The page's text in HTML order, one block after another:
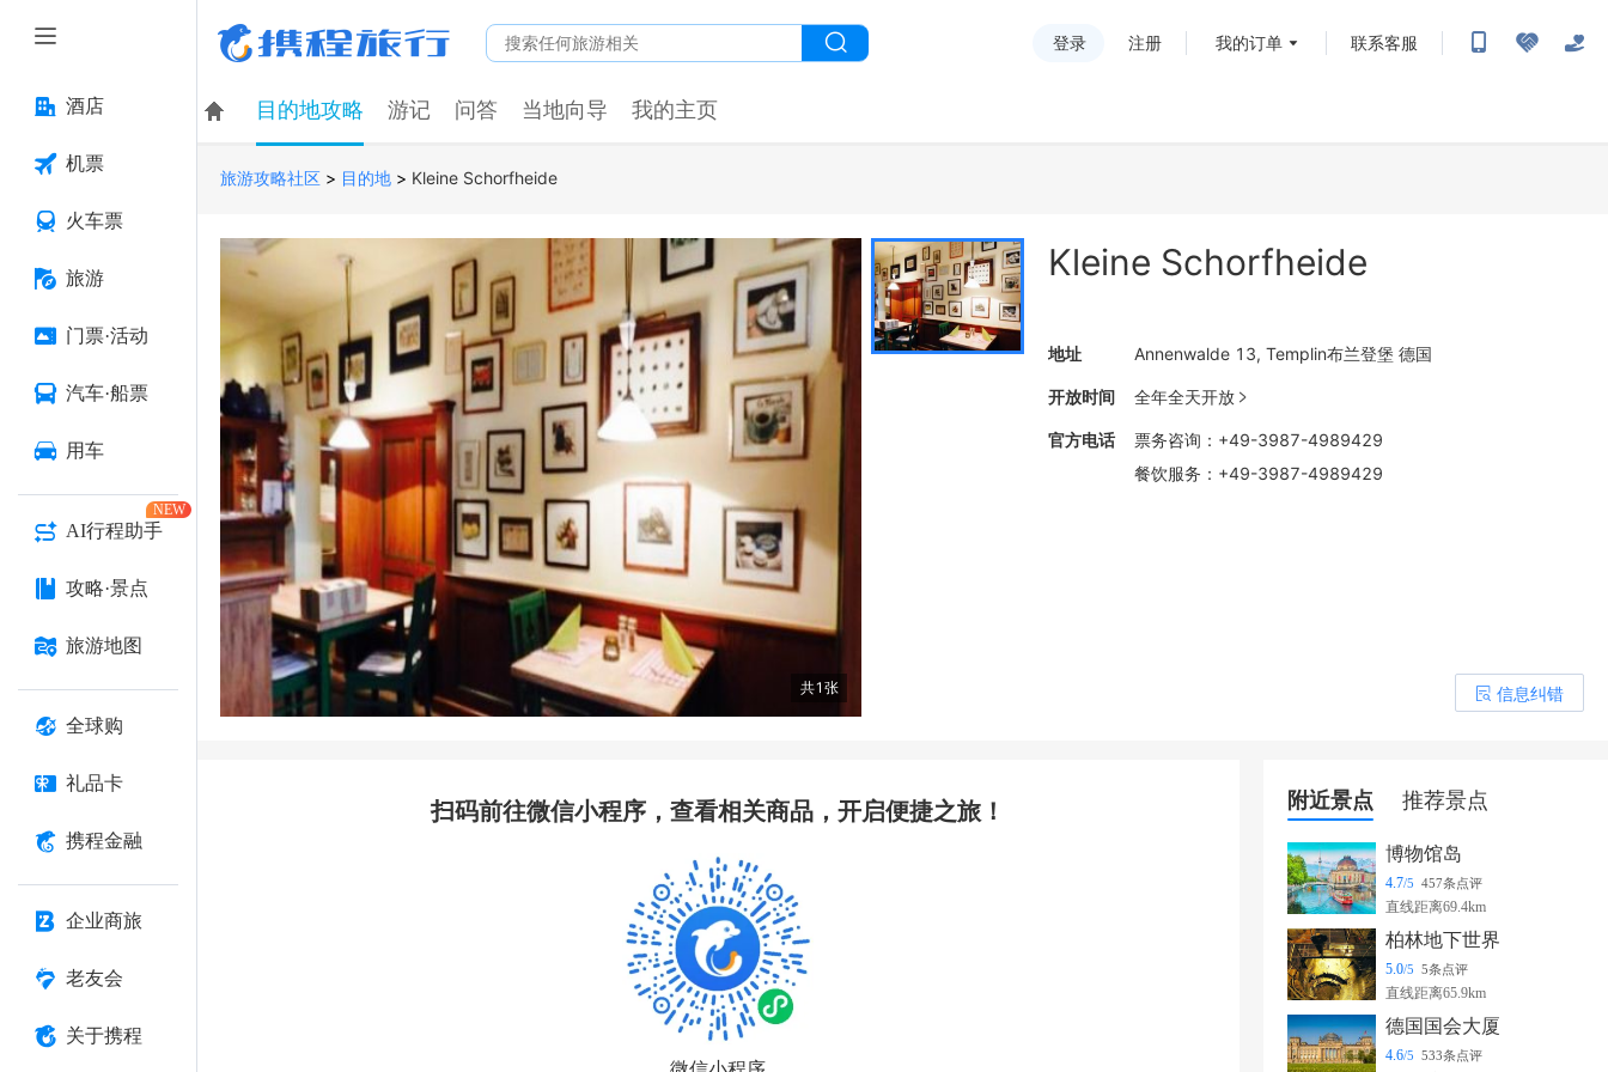
酒店
机票
火车票
旅游
门票·活动
汽车·船票
用车
AI行程助手
NEW
攻略·景点
旅游地图
全球购
礼品卡
携程金融
企业商旅
老友会
关于携程
登录 注册 我的订单 联系客服
目的地攻略 游记 问答 当地向导 我的主页
旅游攻略社区 > 目的地 > Kleine Schorfheide
共1 张
Kleine Schorfheide
地址 Annenwalde 13, Templin布兰登堡 德国
开放时间 全年全天开放 
官方电话 票务咨询 ： +49-3987-4989429
餐饮服务 ： +49-3987-4989429
󰎒 信息纠错
扫码前往微信小程序，查看相关商品，开启便捷之旅！ 附近景点 推荐景点
博物馆岛
4.7/5 457条点评
直线距离69.4km
柏林地下世界
5.0/5 5条点评
直线距离65.9km
德国国会大厦
4.6/5 533条点评